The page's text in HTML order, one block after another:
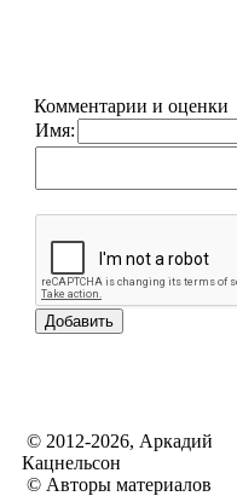
Комментарии и оценки
Имя:
© 2012-2026, Аркадий
Кацнельсон
© Авторы материалов